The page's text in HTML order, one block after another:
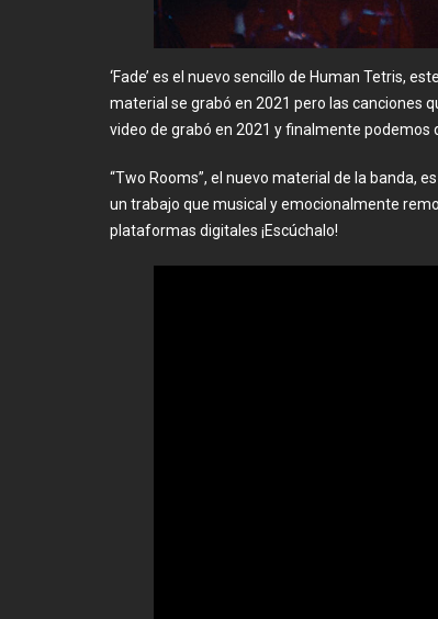
‘Fade’ es el nuevo sencillo de Human Tetris,
material se grabó en 2021 pero las canciones
video de grabó en 2021 y finalmente podemos
“Two Rooms”, el nuevo material de la banda,
un trabajo que musical y emocionalmente
plataformas digitales ¡Escúchalo!